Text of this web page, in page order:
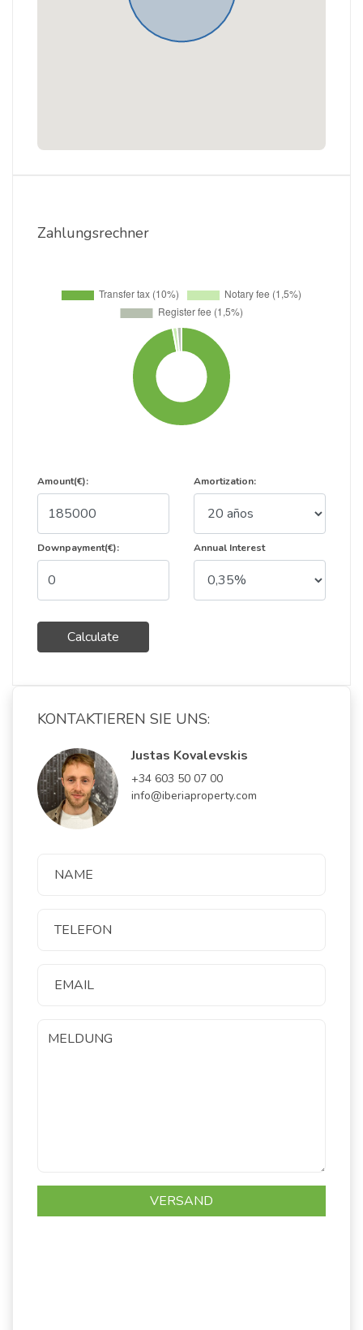
Zahlungsrechner
Amount(€):
Downpayment(€):
Calculate
Amortization:
Annual Interest
KONTAKTIEREN SIE UNS:
Justas Kovalevskis
+34 603 50 07 00
info@iberiaproperty.com